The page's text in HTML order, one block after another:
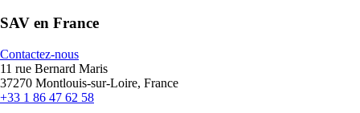
SAV en France
Contactez-nous
11 rue Bernard Maris
37270 Montlouis-sur-Loire, France
+33 1 86 47 62 58